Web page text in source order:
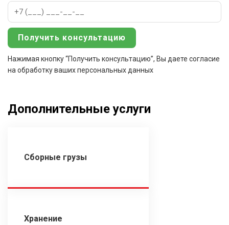
Нажимая кнопку “Получить консультацию”, Вы даете согласие
на обработку ваших персональных данных
Дополнительные услуги
Сборные грузы
Хранение